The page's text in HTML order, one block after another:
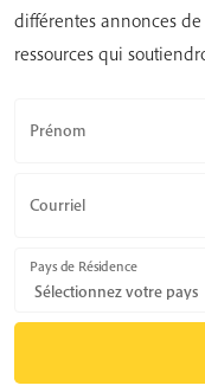
différentes annonces
ressources qui
Prénom
Courriel
Pays de Résidence